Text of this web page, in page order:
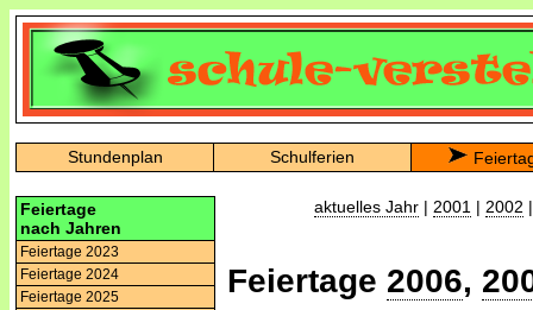
Stundenplan Schulferien
Feiertage
nach Jahren
Feiertage 2023
Feiertage 2024
Feiertage 2025
aktuelles Jahr | 2001 | 2002
Feiertage 2006,